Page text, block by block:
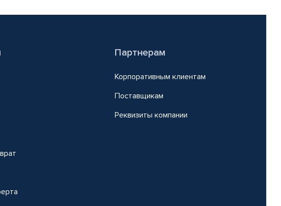
Партнерам
Корпоративным клиентам
Поставщикам
Реквизиты компании